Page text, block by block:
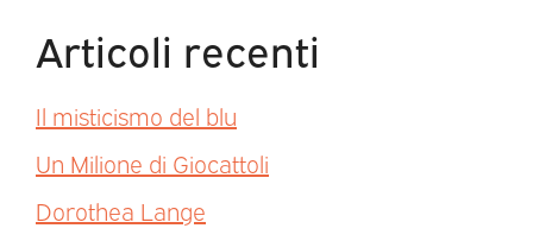
Articoli recenti
Il misticismo del blu
Un Milione di Giocattoli
Dorothea Lange